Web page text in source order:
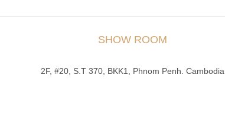
SHOW ROOM
2F, #20, S.T 370, BKK1, Phnom Penh. Cambodia